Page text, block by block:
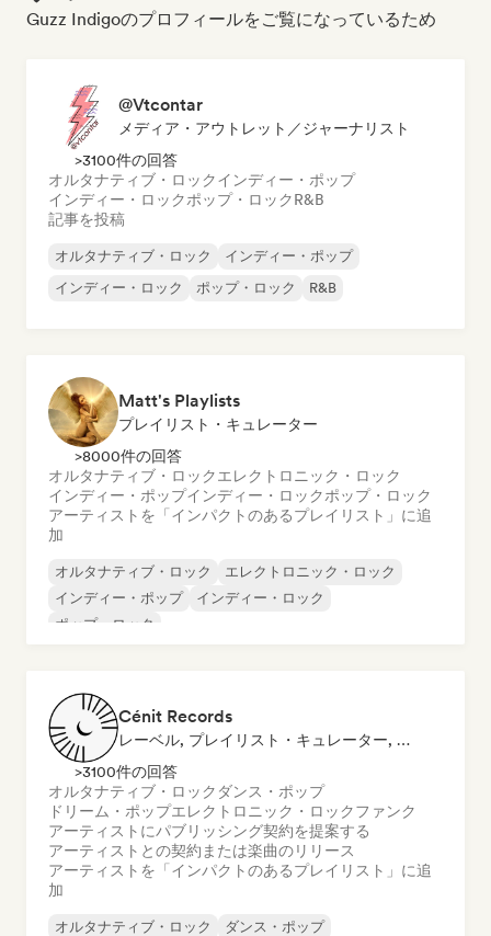
Guzz Indigoのプロフィールをご覧になっているため
@Vtcontar
メディア・アウトレット／ジャーナリスト
>3100件の回答
オルタナティブ・ロックインディー・ポップ
インディー・ロックポップ・ロックR&B
記事を投稿
オルタナティブ・ロック
インディー・ポップ
インディー・ロック
ポップ・ロック R&B
Matt's Playlists
プレイリスト・キュレーター
>8000件の回答
オルタナティブ・ロックエレクトロニック・ロック
インディー・ポップインディー・ロックポップ・ロック
アーティストを「インパクトのあるプレイリスト」に追
加
オルタナティブ・ロック
エレクトロニック・ロック
インディー・ポップ
インディー・ロック
ポップ・ロック
Cénit Records
レーベル, プレイリスト・キュレーター, 発行者
>3100件の回答
オルタナティブ・ロック ダンス・ポップ
ドリーム・ポップエレクトロニック・ロックファンク
アーティストにパブリッシング契約を提案する
アーティストとの契約または楽曲のリリース
アーティストを「インパクトのあるプレイリスト」に追
加
オルタナティブ・ロック
ダンス・ポップ